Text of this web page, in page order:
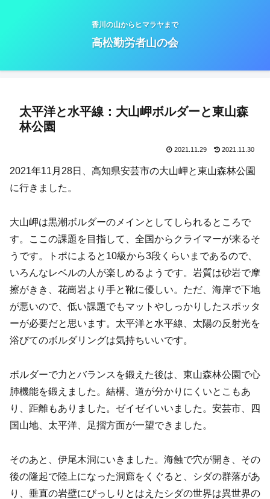
香川の山からヒマラヤまで
高松勤労者山の会
太平洋と水平線：大山岬ボルダーと東山森
林公園
2021.11.29 2021.11.30
2021年11月28日、高知県安芸市の大山岬と東山森林公園
に行きました。
大山岬は黒潮ボルダーのメインとしてしられるところで
す。ここの課題を目指して、全国からクライマーが来るそ
うです。トポによると10級から3段くらいまであるので、
いろんなレベルの人が楽しめるようです。岩質は砂岩で摩
擦がきき、花崗岩より手と靴に優しい。ただ、海岸で下地
が悪いので、低い課題でもマットやしっかりしたスポッタ
ーが必要だと思います。太平洋と水平線、太陽の反射光を
浴びてのボルダリングは気持ちいいです。
ボルダーで力とバランスを鍛えた後は、東山森林公園で心
肺機能を鍛えました。結構、道が分かりにくいとこもあ
り、距離もありました。ゼイゼイいいました。安芸市、四
国山地、太平洋、足摺方面が一望できました。
そのあと、伊尾木洞にいきました。海蝕で穴が開き、その
後の隆起で陸上になった洞窟をくぐると、シダの群落があ
り、垂直の岩壁にびっしりとはえたシダの世界は異世界の